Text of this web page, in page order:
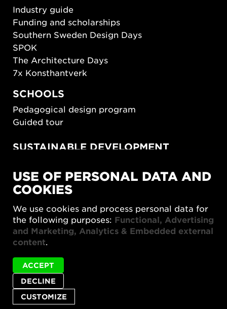
Status
message
Öppning av Materiality & Aggregation is not
available in English.
Industry guide
Funding and scholarships
Southern Sweden Design Days
SPOK
The Architecture Days
7x Konsthantverk
SCHOOLS
Pedagogical design program
Guided tour
SUSTAINABLE DEVELOPMENT
SUSTAINORDIC
Share Future Living
What Matter_s
Privacy policy
Cookie settings
© 2026 Form/Design Center
USE OF PERSONAL DATA AND
COOKIES
We use cookies and process personal data for
the following purposes: Functional, Advertising
and Marketing, Analytics & Embedded external
content.
CUSTOMIZE
DECLINE
ACCEPT